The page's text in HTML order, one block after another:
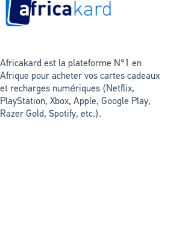
Africakard est la plateforme N°1 en
Afrique pour acheter vos cartes cadeaux
et recharges numériques (Netflix,
PlayStation, Xbox, Apple, Google Play,
Razer Gold, Spotify, etc.).